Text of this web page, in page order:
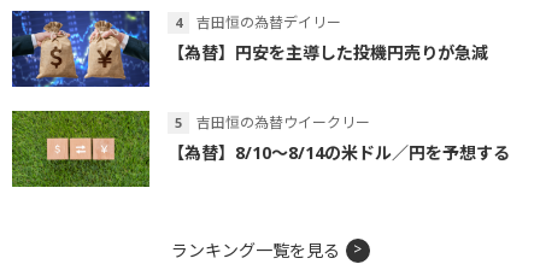
吉田恒の為替デイリー
【為替】円安を主導した投機円売りが急減
吉田恒の為替ウイークリー
【為替】8/10～8/14の米ドル／円を予想する
ランキング一覧を見る